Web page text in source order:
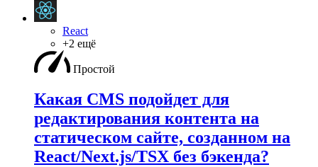
React
+2 ещё
Простой
Какая CMS подойдет для
редактирования контента на
статическом сайте, созданном на
React/Next.js/TSX без бэкенда?